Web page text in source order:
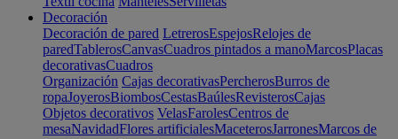
Decoración
Decoración de pared LetrerosEspejosRelojes de
paredTablerosCanvasCuadros pintados a manoMarcosPlacas
decorativasCuadros
Organización Cajas decorativasPercherosBurros de
ropaJoyerosBiombosCestasBaúlesRevisterosCajas
Objetos decorativos VelasFarolesCentros de
mesaNavidadFlores artificialesMaceterosJarronesMarcos de